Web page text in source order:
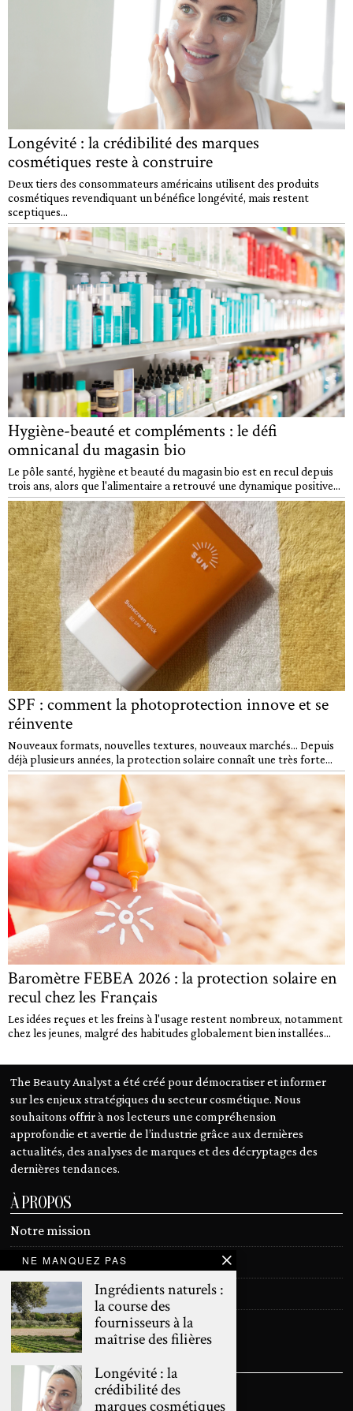
Longévité : la crédibilité des marques
cosmétiques reste à construire
Deux tiers des consommateurs américains utilisent des produits
cosmétiques revendiquant un bénéfice longévité, mais restent
sceptiques...
Hygiène-beauté et compléments : le défi
omnicanal du magasin bio
Le pôle santé, hygiène et beauté du magasin bio est en recul depuis
trois ans, alors que l'alimentaire a retrouvé une dynamique positive...
SPF : comment la photoprotection innove et se
réinvente
Nouveaux formats, nouvelles textures, nouveaux marchés… Depuis
déjà plusieurs années, la protection solaire connaît une très forte...
Baromètre FEBEA 2026 : la protection solaire en
recul chez les Français
Les idées reçues et les freins à l'usage restent nombreux, notamment
chez les jeunes, malgré des habitudes globalement bien installées...
The Beauty Analyst a été créé pour démocratiser et informer
sur les enjeux stratégiques du secteur cosmétique. Nous
souhaitons offrir à nos lecteurs une compréhension
approfondie et avertie de l’industrie grâce aux dernières
actualités, des analyses de marques et des décryptages des
dernières tendances.
À PROPOS
Notre mission
Devenir contributeur
Contact
Mentions légales
SUIVEZ NOUS
NE MANQUEZ PAS
Ingrédients naturels :
la course des
fournisseurs à la
maîtrise des filières
Longévité : la
crédibilité des
marques cosmétiques